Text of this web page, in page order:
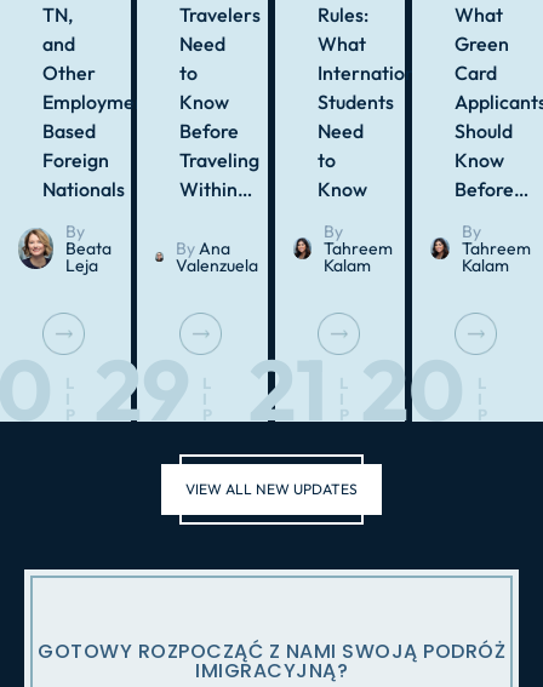
TN,
and
Other
Employment-
Based
Foreign
Nationals
By
Beata
Leja
L
I
P
Travelers
Need
to
Know
Before
Traveling
Within…
ByAna
Valenzuela
29
L
I
P
Rules:
What
International
Students
Need
to
Know
By
Tahreem
Kalam
21
L
I
P
What
Green
Card
Should
Know
Before…
By
Tahreem
Kalam
20
L
I
P
VIEW ALL NEW UPDATES
GOTOWY ROZPOCZĄĆ Z NAMI SWOJĄ PODRÓŻ
IMIGRACYJNĄ?